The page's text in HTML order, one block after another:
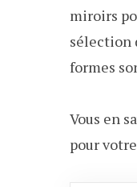
miroirs
sélection
formes
Vous en
pour